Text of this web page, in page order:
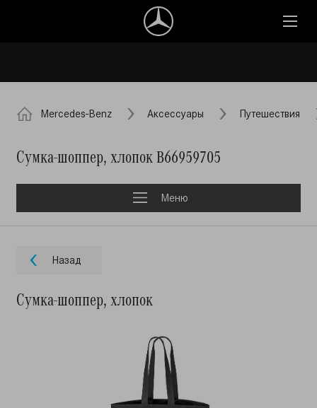
Mercedes-Benz Аксессуары Путешествия
Сумка-шоппер, хлопок B66959705
Меню
Назад
Сумка-шоппер, хлопок